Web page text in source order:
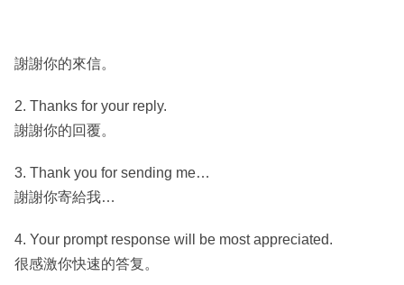
謝謝你的來信。
2. Thanks for your reply.
謝謝你的回覆。
3. Thank you for sending me…
謝謝你寄給我…
4. Your prompt response will be most appreciated.
很感激你快速的答复。